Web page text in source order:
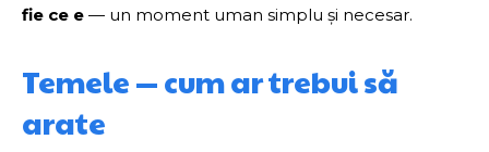
fie ce e — un moment uman simplu și necesar.
Temele — cum ar trebui să
arate